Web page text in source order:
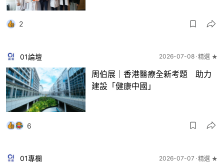
2
01論壇 2026-07-08 精選 ★
周伯展｜香港醫療全新考題 助力
建設「健康中國」
6
01專欄 2026-07-07 精選 ★